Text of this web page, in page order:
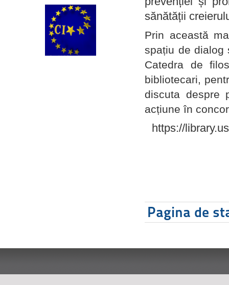
sănătății
Prin această
spațiu de dialog
Catedra de
bibliotecari,
discuta despre
acțiune în
https://
Pagina de